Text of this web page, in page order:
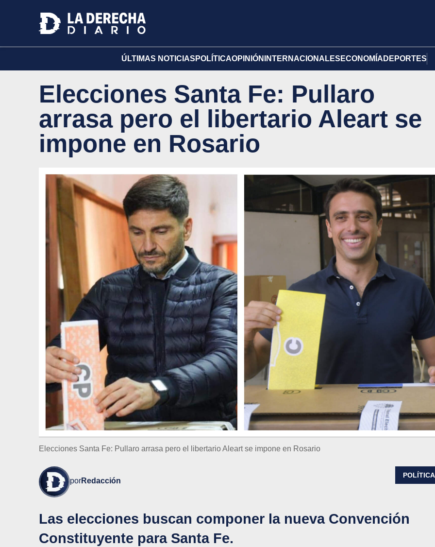
ÚLTIMAS NOTICIAS POLÍTICAOPINIÓN INTERNACIONALES ECONOMÍA DEPORTES
Elecciones Santa Fe: Pullaro
arrasa pero el libertario Aleart se
impone en Rosario
Elecciones Santa Fe: Pullaro arrasa pero el libertario Aleart se impone en Rosario
porRedacción
POLÍTICA
Las elecciones buscan componer la nueva Convención
Constituyente para Santa Fe.